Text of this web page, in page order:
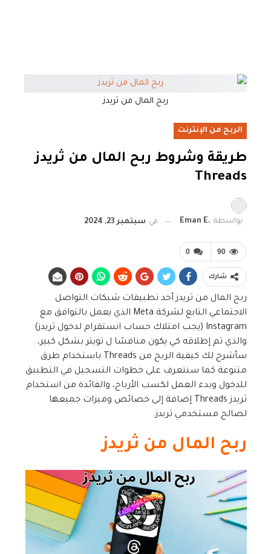
ربح المال من ثريدز
الربح من الإنترنت
طريقة وشروط ربح المال من ثريدز
Threads
بواسطة .Eman E في سبتمبر 23, 2024
0 90
شارك
ربح المال من ثريدز أحد تطبيقات شبكات التواصل
الاجتماعي التابع لشركة Meta الذي يعمل بالتوافق مع
Instagram (يجب امتلاك حساب انستقرام لدخول ثريدز)
والذي تم إطلاقه كي يكون منافسًا ل تويتر بشكل كبير،
سأشرح لك كيفية الربح من Threads باستخدام طرق
متنوعة كما سنتعرف على خطوات التسجيل في التطبيق
للدخول وبدء العمل لكسب الأرباح، والفائدة من استخدام
ثريدز Threads إضافة إلى خصائص وميزات جميعها
لصالح مستخدمي ثريدز.
ربح المال من ثريدز